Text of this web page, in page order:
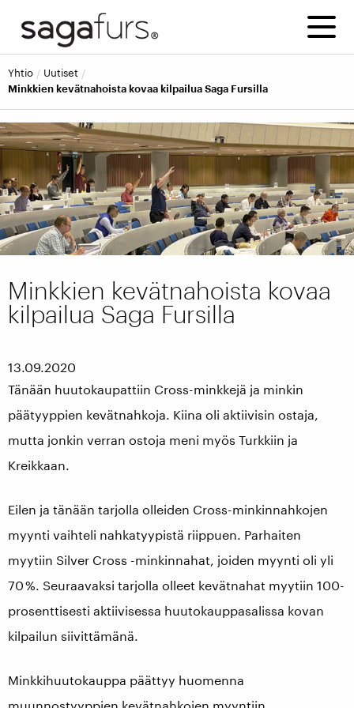
yhtio
uutiset
Minkkien kevätnahoista kovaa kilpailua Saga Fursilla
Minkkien kevätnahoista kovaa
kilpailua Saga Fursilla
13.09.2020
Tänään huutokaupattiin Cross-minkkejä ja minkin
päätyyppien kevätnahkoja. Kiina oli aktiivisin ostaja,
mutta jonkin verran ostoja meni myös Turkkiin ja
Kreikkaan.
Eilen ja tänään tarjolla olleiden Cross-minkinnahkojen
myynti vaihteli nahkatyypistä riippuen. Parhaiten
myytiin Silver Cross -minkinnahat, joiden myynti oli yli
70 %. Seuraavaksi tarjolla olleet kevätnahat myytiin 100-
prosenttisesti aktiivisessa huutokauppasalissa kovan
kilpailun siivittämänä.
Minkkihuutokauppa päättyy huomenna